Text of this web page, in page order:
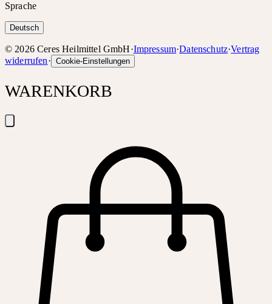
Sprache
Deutsch
© 2026 Ceres Heilmittel GmbH·Impressum·Datenschutz·Vertrag
widerrufen· Cookie-Einstellungen
WARENKORB